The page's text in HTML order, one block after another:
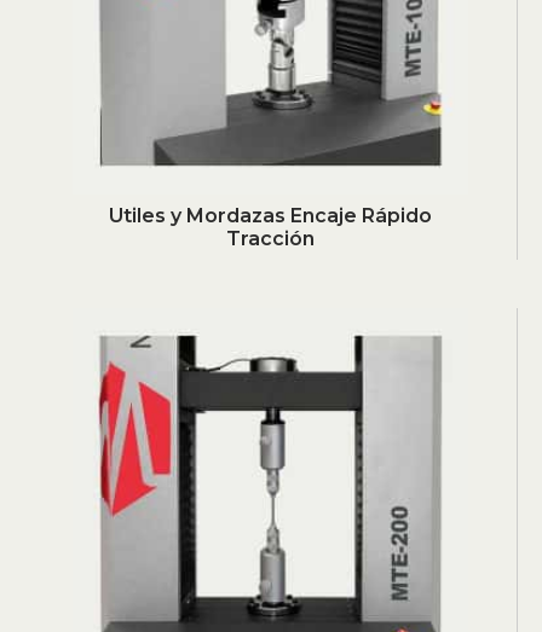
Utiles y Mordazas Encaje Rápido
Tracción